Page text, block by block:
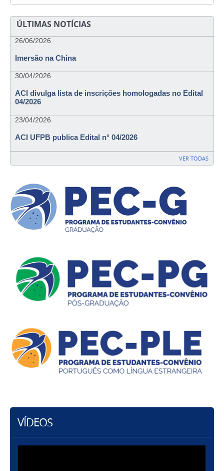
ÚLTIMAS NOTÍCIAS
26/06/2026
Imersão na China
30/04/2026
ACI divulga lista de inscrições homologadas no Edital
04/2026
23/04/2026
ACI UFPB publica Edital n° 04/2026
VER TODAS
VÍDEOS